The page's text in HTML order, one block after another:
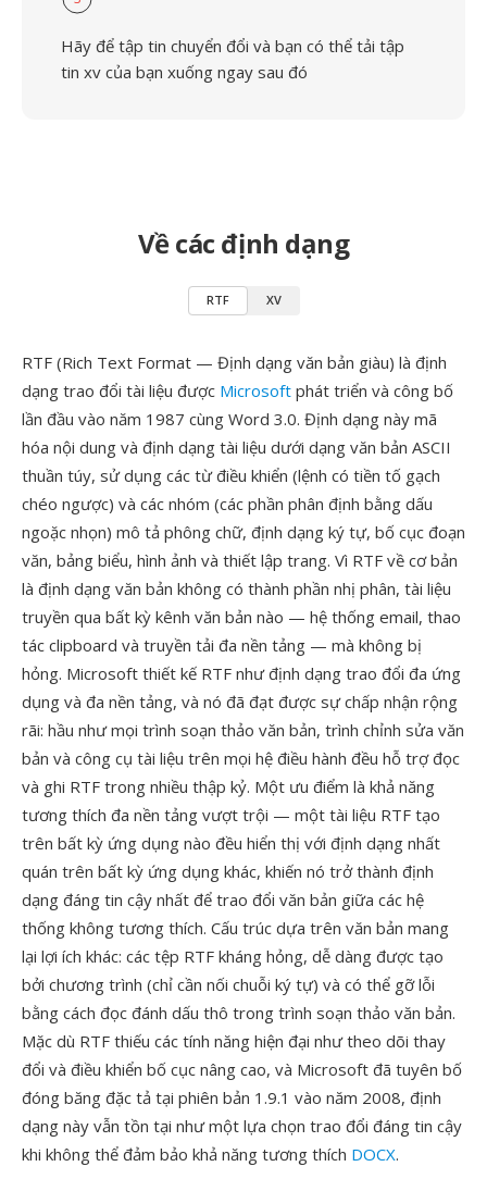
Hãy để tập tin chuyển đổi và bạn có thể tải tập
tin xv của bạn xuống ngay sau đó
Về các định dạng
RTF XV
RTF (Rich Text Format — Định dạng văn bản giàu) là định
dạng trao đổi tài liệu được Microsoft phát triển và công bố
lần đầu vào năm 1987 cùng Word 3.0. Định dạng này mã
hóa nội dung và định dạng tài liệu dưới dạng văn bản ASCII
thuần túy, sử dụng các từ điều khiển (lệnh có tiền tố gạch
chéo ngược) và các nhóm (các phần phân định bằng dấu
ngoặc nhọn) mô tả phông chữ, định dạng ký tự, bố cục đoạn
văn, bảng biểu, hình ảnh và thiết lập trang. Vì RTF về cơ bản
là định dạng văn bản không có thành phần nhị phân, tài liệu
truyền qua bất kỳ kênh văn bản nào — hệ thống email, thao
tác clipboard và truyền tải đa nền tảng — mà không bị
hỏng. Microsoft thiết kế RTF như định dạng trao đổi đa ứng
dụng và đa nền tảng, và nó đã đạt được sự chấp nhận rộng
rãi: hầu như mọi trình soạn thảo văn bản, trình chỉnh sửa văn
bản và công cụ tài liệu trên mọi hệ điều hành đều hỗ trợ đọc
và ghi RTF trong nhiều thập kỷ. Một ưu điểm là khả năng
tương thích đa nền tảng vượt trội — một tài liệu RTF tạo
trên bất kỳ ứng dụng nào đều hiển thị với định dạng nhất
quán trên bất kỳ ứng dụng khác, khiến nó trở thành định
dạng đáng tin cậy nhất để trao đổi văn bản giữa các hệ
thống không tương thích. Cấu trúc dựa trên văn bản mang
lại lợi ích khác: các tệp RTF kháng hỏng, dễ dàng được tạo
bởi chương trình (chỉ cần nối chuỗi ký tự) và có thể gỡ lỗi
bằng cách đọc đánh dấu thô trong trình soạn thảo văn bản.
Mặc dù RTF thiếu các tính năng hiện đại như theo dõi thay
đổi và điều khiển bố cục nâng cao, và Microsoft đã tuyên bố
đóng băng đặc tả tại phiên bản 1.9.1 vào năm 2008, định
dạng này vẫn tồn tại như một lựa chọn trao đổi đáng tin cậy
khi không thể đảm bảo khả năng tương thích DOCX.